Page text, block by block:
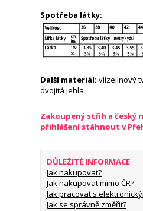
Spotřeba látky:
Další materiál: vlizelínový
dvojitá jehla
Zakoupený střih a český
přihlášení stáhnout v
DŮLEŽITÉ INFORMACE
Jak nakupovat?
Jak nakupovat mimo ČR?
Jak pracovat s
Jak se správně změřit?